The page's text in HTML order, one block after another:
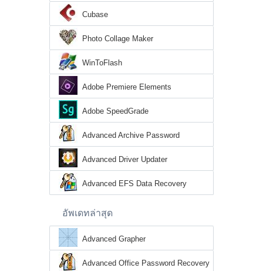
Cubase
Photo Collage Maker
WinToFlash
Adobe Premiere Elements
Adobe SpeedGrade
Advanced Archive Password
Recovery
Advanced Driver Updater
Advanced EFS Data Recovery
อัพเดทล่าสุด
Advanced Grapher
Advanced Office Password Recovery